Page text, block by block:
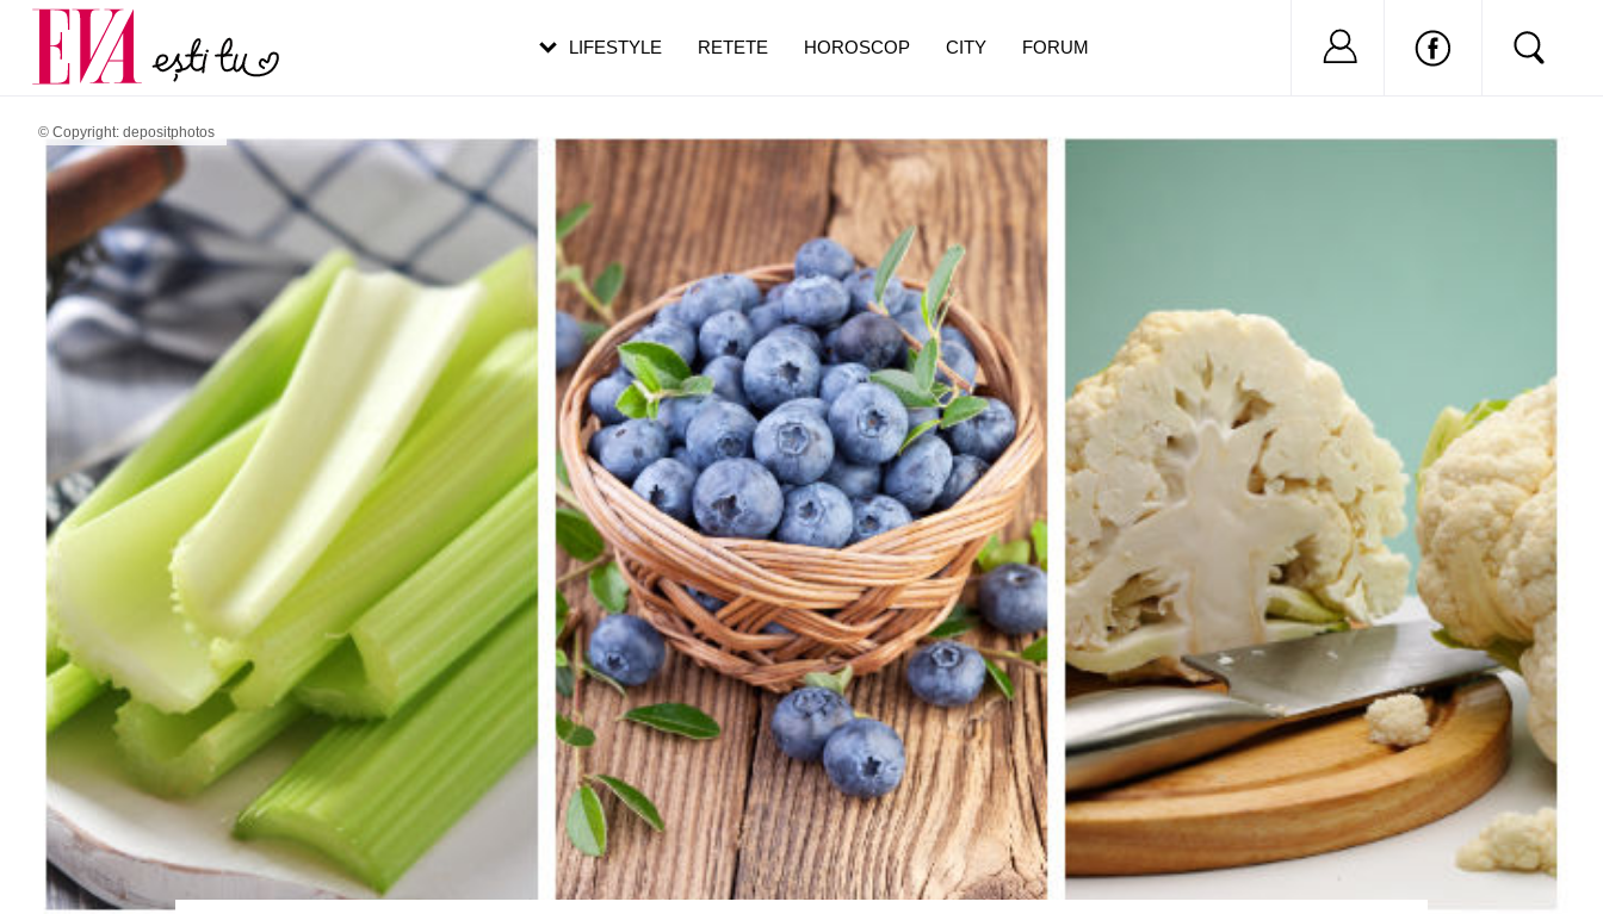
© Copyright: depositphotos
LIFESTYLE RETETE HOROSCOP CITY FORUM Nu ai cont?
Carieră
Actualitate
pe măsură ce înaintezi în vârstă
de dureroasă este investigația